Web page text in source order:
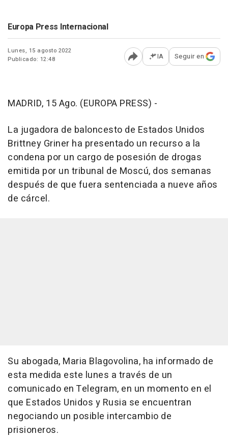
Europa Press Internacional
Lunes, 15 agosto 2022
Publicado: 12:48
Abrir opciones para
IA Seguir en
MADRID, 15 Ago. (EUROPA PRESS) -
La jugadora de baloncesto de Estados Unidos
Brittney Griner ha presentado un recurso a la
condena por un cargo de posesión de drogas
emitida por un tribunal de Moscú, dos semanas
después de que fuera sentenciada a nueve años
de cárcel.
Su abogada, Maria Blagovolina, ha informado de
esta medida este lunes a través de un
comunicado en Telegram, en un momento en el
que Estados Unidos y Rusia se encuentran
negociando un posible intercambio de
prisioneros.